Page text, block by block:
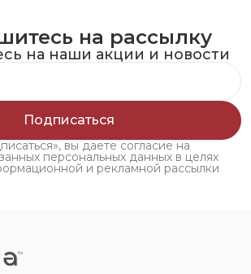
на рассылку
на наши акции и новости
Подписаться
вы даете согласие на
персональных данных в целях
и рекламной рассылки